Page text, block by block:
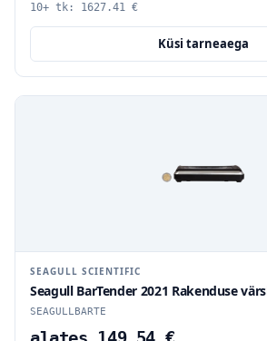
10+ tk: 1627.41 €
Küsi tarneaega
SEAGULL SCIENTIFIC
Seagull BarTender 2021 Rakenduse
SEAGULLBARTE